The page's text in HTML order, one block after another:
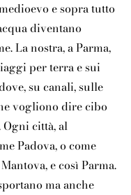
e sopra tutto
diventano
La nostra, a Parma,
per terra e sui
su canali, sulle
vogliono dire cibo
città, al
Padova, o come
e così Parma.
ma anche